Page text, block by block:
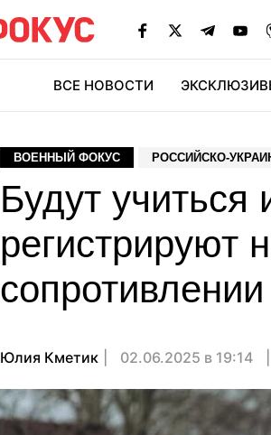
ВСЕ НОВОСТИ
ВОЕННЫЙ ФОКУС РОССИЙСКО-
Будут
регистрируют
сопротивлении
Юлия Кметик 02.06.2025 в 19:14